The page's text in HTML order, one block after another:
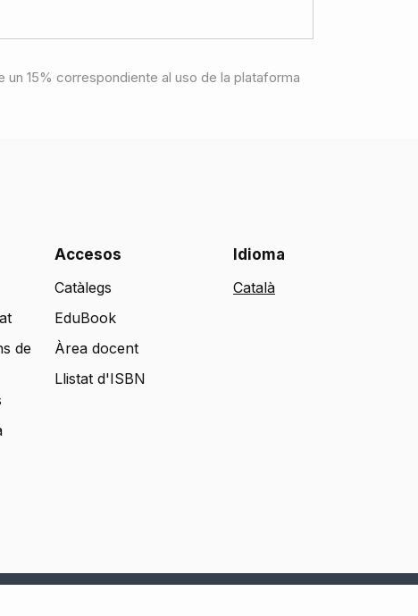
15% correspondiente al uso de la plataforma
de
Accesos
Catàlegs
EduBook
Àrea docent
Llistat d'ISBN
Idioma